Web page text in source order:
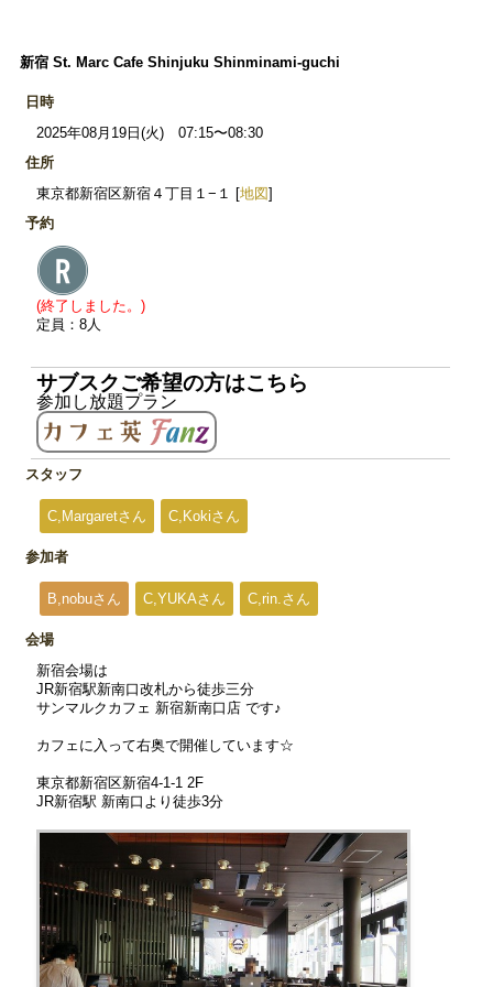
新宿 St. Marc Cafe Shinjuku Shinminami-guchi
日時
2025年08月19日(火) 07:15〜08:30
住所
東京都新宿区新宿４丁目１−１ [地図]
予約
(終了しました。)
定員：8人
サブスクご希望の方はこちら
参加し放題プラン
スタッフ
C,Margaretさん C,Kokiさん
参加者
B,nobuさん C,YUKAさん C,rin.さん
会場
新宿会場は
JR新宿駅新南口改札から徒歩三分
サンマルクカフェ 新宿新南口店 です♪
カフェに入って右奥で開催しています☆
東京都新宿区新宿4-1-1 2F
JR新宿駅 新南口より徒歩3分